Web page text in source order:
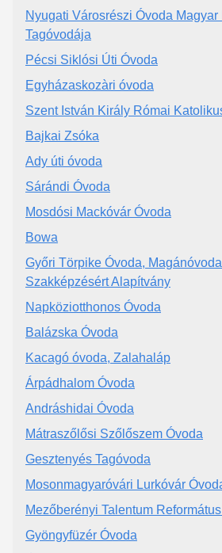
Nyugati Városrészi Óvoda Magyar
Tagóvodája
Pécsi Siklósi Úti Óvoda
Egyházaskozàri óvoda
Szent István Király Római
Bajkai Zsóka
Ady úti óvoda
Sárándi Óvoda
Mosdósi Mackóvár Óvoda
Bowa
Győri Törpike Óvoda,
Szakképzésért Alapítvány
Napköziotthonos Óvoda
Balázska Óvoda
Kacagó óvoda, Zalahaláp
Árpádhalom Óvoda
Andráshidai Óvoda
Mátraszőlősi Szőlőszem Óvoda
Gesztenyés Tagóvoda
Mosonmagyaróvári Lurkóvár
Mezőberényi Talentum
Gyöngyfüzér Óvoda